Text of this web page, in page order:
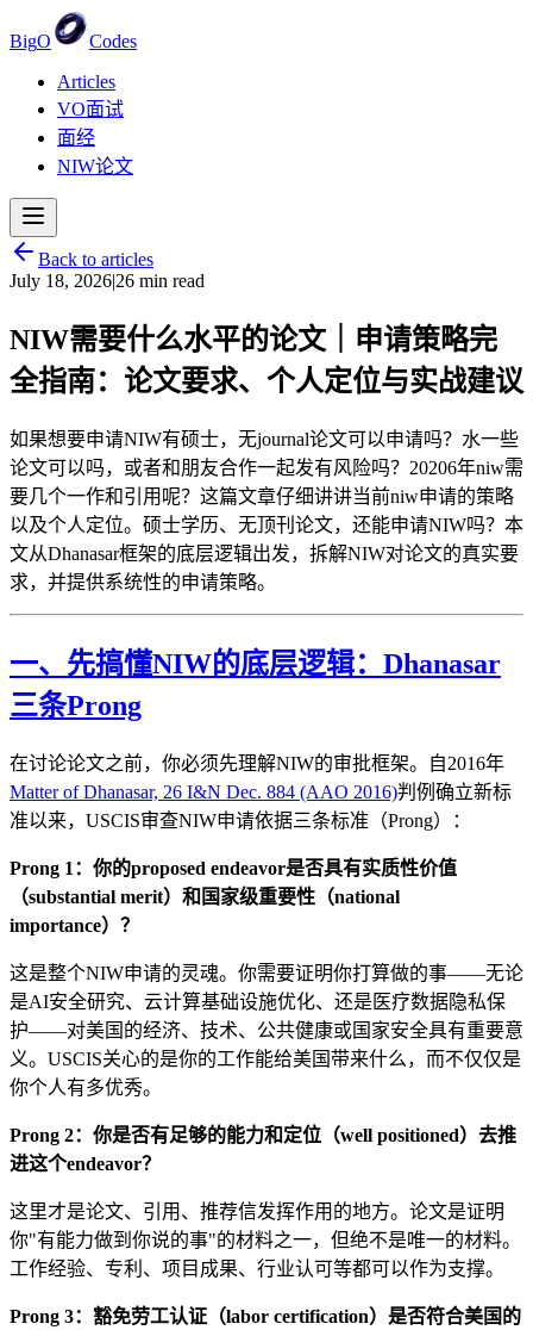
BigO
Codes
Articles
VO面试
面经
NIW论文
Back to articles
July 18, 2026|26 min read
NIW需要什么水平的论文｜申请策略完
全指南：论文要求、个人定位与实战建议
如果想要申请NIW有硕士，无journal论文可以申请吗？水一些
论文可以吗，或者和朋友合作一起发有风险吗？20206年niw需
要几个一作和引用呢？这篇文章仔细讲讲当前niw申请的策略
以及个人定位。硕士学历、无顶刊论文，还能申请NIW吗？本
文从Dhanasar框架的底层逻辑出发，拆解NIW对论文的真实要
求，并提供系统性的申请策略。
一、先搞懂NIW的底层逻辑：Dhanasar
三条Prong
在讨论论文之前，你必须先理解NIW的审批框架。自2016年
Matter of Dhanasar, 26 I&N Dec. 884 (AAO 2016)判例确立新标
准以来，USCIS审查NIW申请依据三条标准（Prong）：
Prong 1：你的proposed endeavor是否具有实质性价值
（substantial merit）和国家级重要性（national
importance）？
这是整个NIW申请的灵魂。你需要证明你打算做的事——无论
是AI安全研究、云计算基础设施优化、还是医疗数据隐私保
护——对美国的经济、技术、公共健康或国家安全具有重要意
义。USCIS关心的是你的工作能给美国带来什么，而不仅仅是
你个人有多优秀。
Prong 2：你是否有足够的能力和定位（well positioned）去推
进这个endeavor？
这里才是论文、引用、推荐信发挥作用的地方。论文是证明
你"有能力做到你说的事"的材料之一，但绝不是唯一的材料。
工作经验、专利、项目成果、行业认可等都可以作为支撑。
Prong 3：豁免劳工认证（labor certification）是否符合美国的